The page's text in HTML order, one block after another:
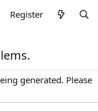
Register
generated. Please